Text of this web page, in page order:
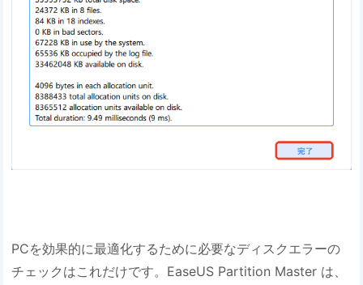
PCを効果的に最適化するために必要なディスクエラーの
チェックはこれだけです。EaseUS Partition Master は、